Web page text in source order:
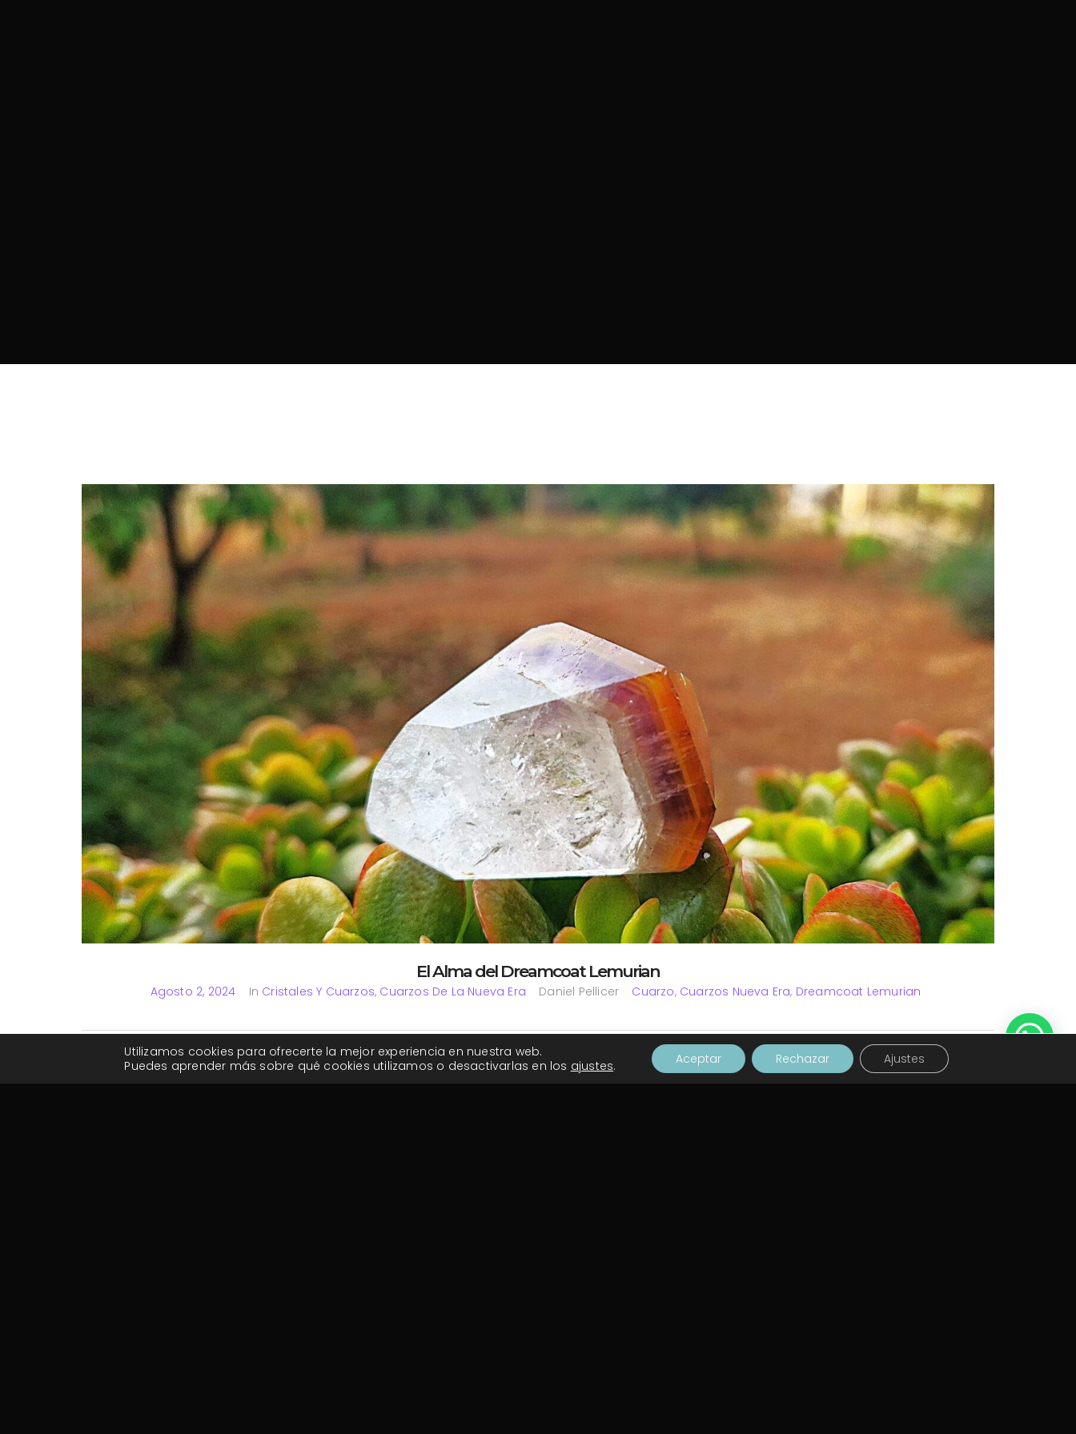
El Alma del Dreamcoat Lemurian
Agosto 2, 2024 In Cristales Y Cuarzos, Cuarzos De La Nueva Era Daniel Pellicer Cuarzo, Cuarzos Nueva Era, Dreamcoat Lemurian
Dreamcoat Lemurian El Dreamcoat lemurian es un cuarzo de nueva Era que nos aporta sanación por capas y trabajo de sombra para ir soltando capas de densidad, hasta llegar a
conectar con nuestro propio ser interior. Un cristal que podríamos decir que es un «híbrido» entre el Súper 7 y la Auralita 23 ya […]
Utilizamos cookies para ofrecerte la mejor experiencia en nuestra web.
Puedes aprender más sobre qué cookies utilizamos o desactivarlas en los ajustes. Aceptar Rechazar Ajustes